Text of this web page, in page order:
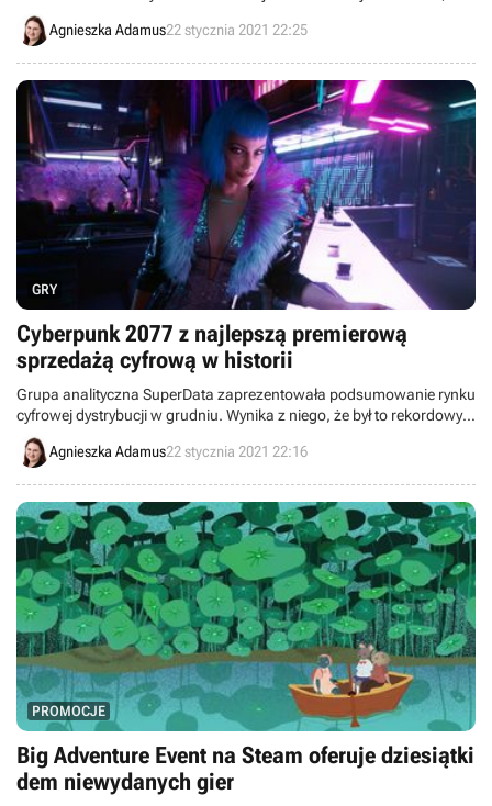
które wcześniej nie miały aktywnej usługi.
Agnieszka Adamus22 stycznia 2021 22:25
GRY
Cyberpunk 2077 z najlepszą premierową
sprzedażą cyfrową w historii
Grupa analityczna SuperData zaprezentowała podsumowanie rynku
cyfrowej dystrybucji w grudniu. Wynika z niego, że był to rekordowy
miesiąc dla tego segmentu. Swój udział ma w tym między innymi
Cyberpunk 2077, który okazał się największym premierowym
Agnieszka Adamus22 stycznia 2021 22:16
PROMOCJE
Big Adventure Event na Steam oferuje dziesiątki
dem niewydanych gier